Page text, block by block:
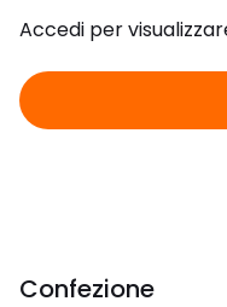
Accedi per
Confezione